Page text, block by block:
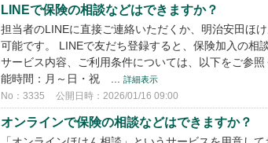
LINEで保険の相談などはできますか？
担当者のLINEに直接ご連絡いただくか、明治安田ほ
可能です。 LINEで友だち登録すると、保険加入の相
サービス内容、ご利用条件については、以下をご参
能時間：月～日・祝 ...
詳細表示
No：3335 公開日時：2026/01/16 09:00
オンラインで保険の相談などはできますか？